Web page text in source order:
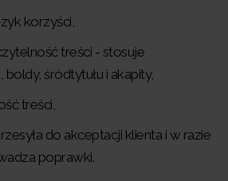
korzyści,
treści - stosuje
śródtytułu i akapity,
treści,
do akceptacji klienta i w razie
poprawki.